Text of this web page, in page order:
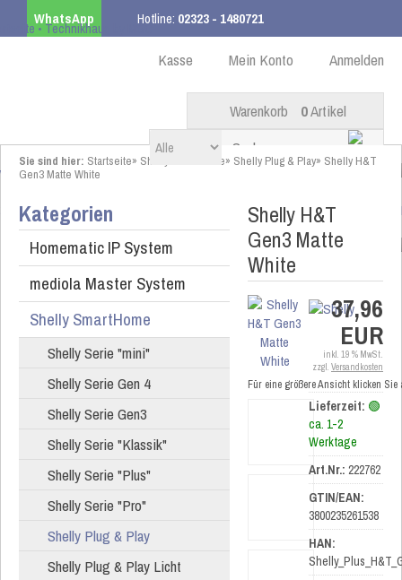
WhatsApp Hotline: 02323 - 1480721
ab 99,00 € innerhalb DE Anmelden
Mein Konto
Kasse
Warenkorb 0Artikel
Sie sind hier: Startseite» Shelly SmartHome» Shelly Plug & Play» Shelly H&T
Gen3 Matte White
Kategorien
Homematic IP System
mediola Master System
Shelly SmartHome
Shelly Serie "mini"
Shelly Serie Gen 4
Shelly Serie Gen3
Shelly Serie "Klassik"
Shelly Serie "Plus"
Shelly Serie "Pro"
Shelly Plug & Play
Shelly Plug & Play Licht
Shelly H&T
Gen3 Matte
White
Für eine größere Ansicht klicken
37,96
EUR
inkl. 19 % MwSt.
zzgl. Versandkosten
Lieferzeit: 🟢
ca. 1-2
Werktage
Art.Nr.: 222762
GTIN/EAN:
3800235261538
HAN: